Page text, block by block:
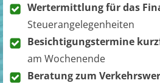
Wertermittlung für das
Steuerangelegenheiten
Besichtigungstermine
am Wochenende
Beratung zum